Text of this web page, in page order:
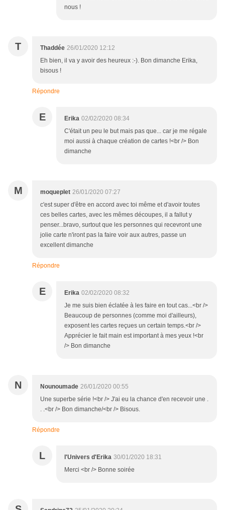
nous !
T Thaddée 26/01/2020 12:12
Eh bien, il va y avoir des heureux :-). Bon dimanche Erika,
bisous !
Répondre
E Erika 02/02/2020 08:34
C'était un peu le but mais pas que... car je me régale
moi aussi à chaque création de cartes !<br /> Bon
dimanche
M moqueplet 26/01/2020 07:27
c'est super d'être en accord avec toi même et d'avoir toutes
ces belles cartes, avec les mêmes découpes, il a fallut y
penser...bravo, surtout que les personnes qui recevront une
jolie carte n'iront pas la faire voir aux autres, passe un
excellent dimanche
Répondre
E Erika 02/02/2020 08:32
Je me suis bien éclatée à les faire en tout cas...<br />
Beaucoup de personnes (comme moi d'ailleurs),
exposent les cartes reçues un certain temps.<br />
Apprécier le fait main est important à mes yeux !<br
/> Bon dimanche
N Nounoumade 26/01/2020 00:55
Une superbe série !<br /> J'ai eu la chance d'en recevoir une .
. .<br /> Bon dimanche/<br /> Bisous.
Répondre
L l'Univers d'Erika 30/01/2020 18:31
Merci <br /> Bonne soirée